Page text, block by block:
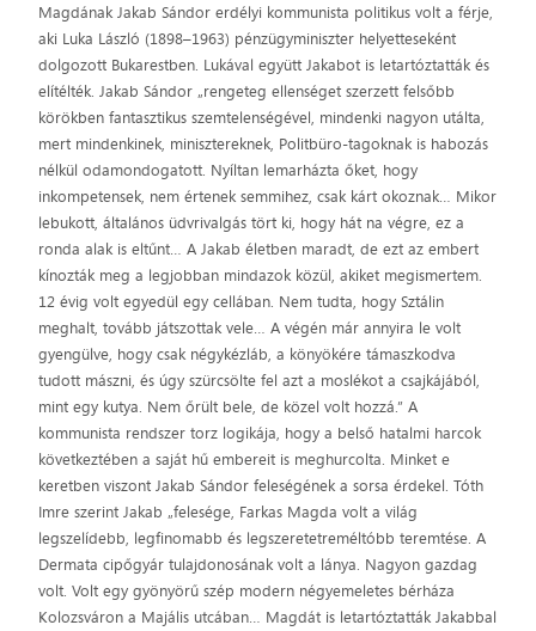
Magdának Jakab Sándor erdélyi kommunista politikus volt a férje,
aki Luka László (1898–1963) pénzügyminiszter helyetteseként
dolgozott Bukarestben. Lukával együtt Jakabot is letartóztatták és
elítélték. Jakab Sándor „rengeteg ellenséget szerzett felsőbb
körökben fantasztikus szemtelenségével, mindenki nagyon utálta,
mert mindenkinek, minisztereknek, Politbüro-tagoknak is habozás
nélkül odamondogatott. Nyíltan lemarházta őket, hogy
inkompetensek, nem értenek semmihez, csak kárt okoznak… Mikor
lebukott, általános üdvrivalgás tört ki, hogy hát na végre, ez a
ronda alak is eltűnt… A Jakab életben maradt, de ezt az embert
kínozták meg a legjobban mindazok közül, akiket megismertem.
12 évig volt egyedül egy cellában. Nem tudta, hogy Sztálin
meghalt, tovább játszottak vele… A végén már annyira le volt
gyengülve, hogy csak négykézláb, a könyökére támaszkodva
tudott mászni, és úgy szürcsölte fel azt a moslékot a csajkájából,
mint egy kutya. Nem őrült bele, de közel volt hozzá.” A
kommunista rendszer torz logikája, hogy a belső hatalmi harcok
következtében a saját hű embereit is meghurcolta. Minket e
keretben viszont Jakab Sándor feleségének a sorsa érdekel. Tóth
Imre szerint Jakab „felesége, Farkas Magda volt a világ
legszelídebb, legfinomabb és legszeretetreméltóbb teremtése. A
Dermata cipőgyár tulajdonosának volt a lánya. Nagyon gazdag
volt. Volt egy gyönyörű szép modern négyemeletes bérháza
Kolozsváron a Majális utcában… Magdát is letartóztatták Jakabbal